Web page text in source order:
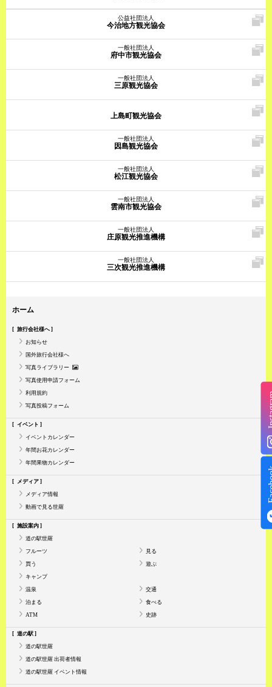
公益社団法人
今治地方観光協会
一般社団法人
府中市観光協会
一般社団法人
三原観光協会
上島町観光協会
一般社団法人
因島観光協会
一般社団法人
松江観光協会
一般社団法人
雲南市観光協会
一般社団法人
庄原観光推進機構
一般社団法人
三次観光推進機構
ホーム
旅行会社様へ
お知らせ
国外旅行会社様へ
写真ライブラリー
写真使用申請フォーム
利用規約
写真投稿フォーム
イベント
イベントカレンダー
年間お花カレンダー
年間果物カレンダー
メディア
メディア情報
動画で見る世羅
施設案内
道の駅世羅
フルーツ 見る
買う 遊ぶ
キャンプ
温泉 交通
泊まる 食べる
ATM 史跡
道の駅
道の駅世羅
道の駅世羅 出荷者情報
道の駅世羅 イベント情報